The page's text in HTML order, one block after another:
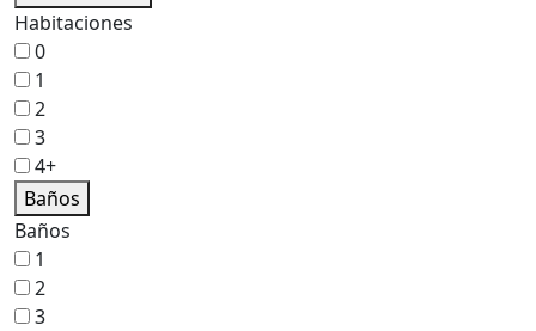
Habitaciones
0
1
2
3
4+
Baños
Baños
1
2
3